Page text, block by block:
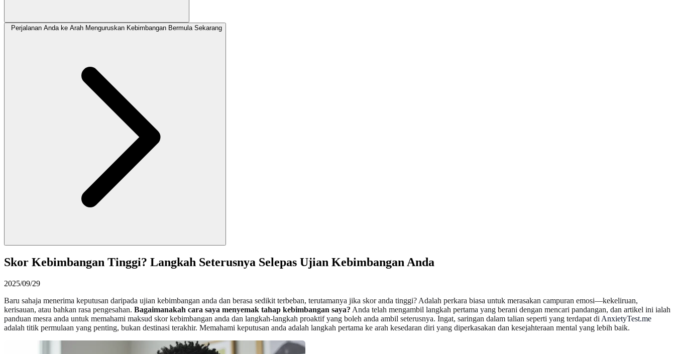
Perjalanan Anda ke Arah Menguruskan Kebimbangan Bermula Sekarang
Skor Kebimbangan Tinggi? Langkah Seterusnya Selepas Ujian Kebimbangan Anda
2025/09/29
Baru sahaja menerima keputusan daripada ujian kebimbangan anda dan berasa sedikit terbeban, terutamanya jika skor anda tinggi? Adalah perkara biasa untuk merasakan campuran emosi—kekeliruan,
kerisauan, atau bahkan rasa pengesahan. Bagaimanakah cara saya menyemak tahap kebimbangan saya? Anda telah mengambil langkah pertama yang berani dengan mencari pandangan, dan artikel ini ialah
panduan mesra anda untuk memahami maksud skor kebimbangan anda dan langkah-langkah proaktif yang boleh anda ambil seterusnya. Ingat, saringan dalam talian seperti yang terdapat di AnxietyTest.me
adalah titik permulaan yang penting, bukan destinasi terakhir. Memahami keputusan anda adalah langkah pertama ke arah kesedaran diri yang diperkasakan dan kesejahteraan mental yang lebih baik.